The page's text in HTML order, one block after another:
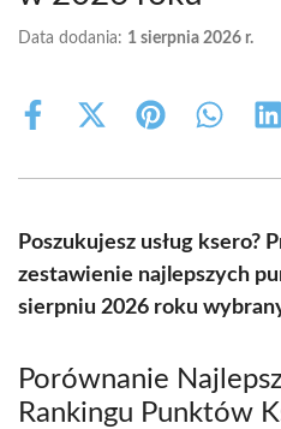
Data dodania: 1 sierpnia 2026 r.
Share
Share
(Twitter)
Share Share
Poszukujesz usług ksero?
zestawienie najlepszych
sierpniu 2026 roku
Porównanie
Rankingu Punktów